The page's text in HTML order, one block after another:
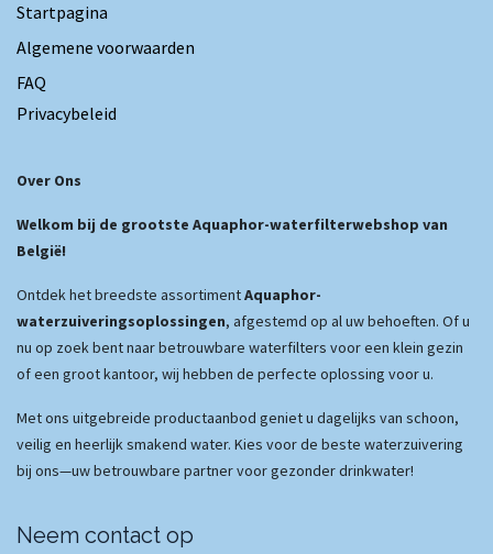
Startpagina
Algemene voorwaarden
FAQ
Privacybeleid
Over Ons
Welkom bij de grootste Aquaphor-waterfilterwebshop van
België!
Ontdek het breedste assortimentAquaphor-
waterzuiveringsoplossingen, afgestemd op al uw behoeften. Of u
nu op zoek bent naar betrouwbare waterfilters voor een klein gezin
of een groot kantoor, wij hebben de perfecte oplossing voor u.
Met ons uitgebreide productaanbod geniet u dagelijks van schoon,
veilig en heerlijk smakend water. Kies voor de beste waterzuivering
bij ons—uw betrouwbare partner voor gezonder drinkwater!
Neem contact op